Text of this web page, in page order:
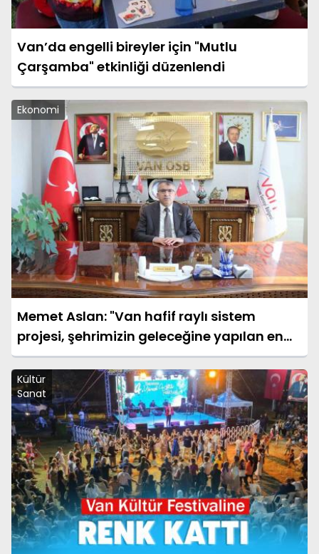
Van’da engelli bireyler için "Mutlu
Çarşamba" etkinliği düzenlendi
Ekonomi
Memet Aslan: "Van hafif raylı sistem
projesi, şehrimizin geleceğine yapılan en
büyük yatırımlardan biridir"
Kültür
Sanat